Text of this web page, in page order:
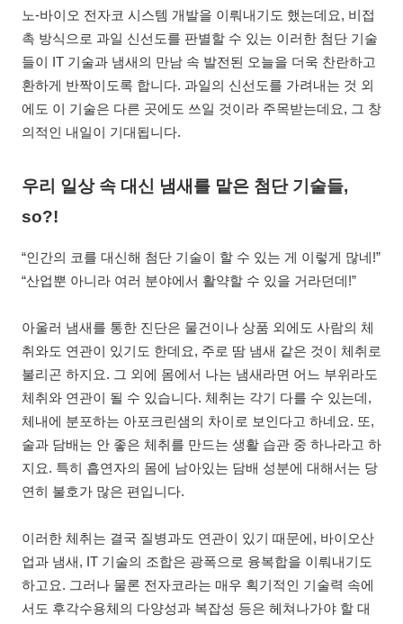
노-바이오 전자코 시스템 개발을 이뤄내기도 했는데요, 비접
촉 방식으로 과일 신선도를 판별할 수 있는 이러한 첨단 기술
들이 IT 기술과 냄새의 만남 속 발전된 오늘을 더욱 찬란하고
환하게 반짝이도록 합니다. 과일의 신선도를 가려내는 것 외
에도 이 기술은 다른 곳에도 쓰일 것이라 주목받는데요, 그 창
의적인 내일이 기대됩니다.
우리 일상 속 대신 냄새를 맡은 첨단 기술들,
so?!
“인간의 코를 대신해 첨단 기술이 할 수 있는 게 이렇게 많네!”
“산업뿐 아니라 여러 분야에서 활약할 수 있을 거라던데!”
아울러 냄새를 통한 진단은 물건이나 상품 외에도 사람의 체
취와도 연관이 있기도 한데요, 주로 땀 냄새 같은 것이 체취로
불리곤 하지요. 그 외에 몸에서 나는 냄새라면 어느 부위라도
체취와 연관이 될 수 있습니다. 체취는 각기 다를 수 있는데,
체내에 분포하는 아포크린샘의 차이로 보인다고 하네요. 또,
술과 담배는 안 좋은 체취를 만드는 생활 습관 중 하나라고 하
지요. 특히 흡연자의 몸에 남아있는 담배 성분에 대해서는 당
연히 불호가 많은 편입니다.
이러한 체취는 결국 질병과도 연관이 있기 때문에, 바이오산
업과 냄새, IT 기술의 조합은 광폭으로 융복합을 이뤄내기도
하고요. 그러나 물론 전자코라는 매우 획기적인 기술력 속에
서도 후각수용체의 다양성과 복잡성 등은 헤쳐나가야 할 대